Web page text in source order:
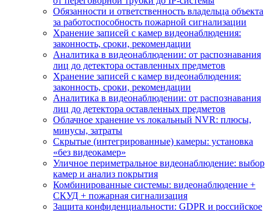
Обязанности и ответственность владельца объекта
за работоспособность пожарной сигнализации
Хранение записей с камер видеонаблюдения:
законность, сроки, рекомендации
Аналитика в видеонаблюдении: от распознавания
лиц до детектора оставленных предметов
Хранение записей с камер видеонаблюдения:
законность, сроки, рекомендации
Аналитика в видеонаблюдении: от распознавания
лиц до детектора оставленных предметов
Облачное хранение vs локальный NVR: плюсы,
минусы, затраты
Скрытые (интегрированные) камеры: установка
«без видеокамер»
Уличное периметральное видеонаблюдение: выбор
камер и анализ покрытия
Комбинированные системы: видеонаблюдение +
СКУД + пожарная сигнализация
Защита конфиденциальности: GDPR и российское